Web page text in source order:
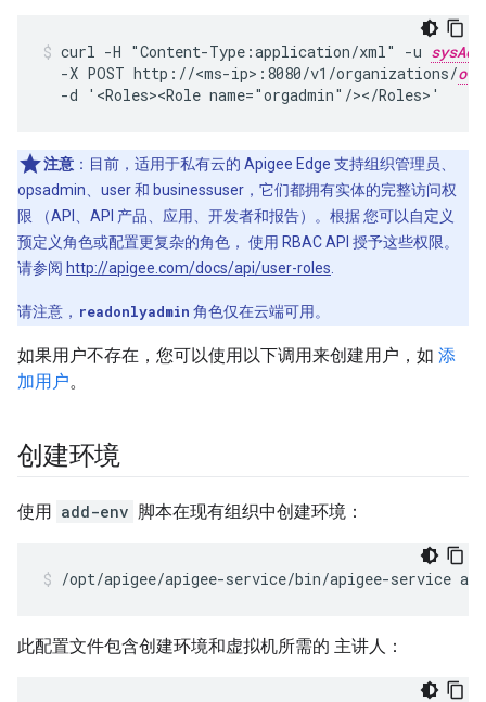
curl -H "Content-Type:application/xml" -u
  -X POST http://<ms-ip>:8080/v1/organizations/
  -d '<Roles><Role name="orgadmin"/></Roles>'
注意 ：目前，适用于私有云的 Apigee Edge 支持组织管理员、
opsadmin、user 和 businessuser，它们都拥有实体的完整访问权
限 （API、API 产品、应用、开发者和报告）。根据 您可以自定义
预定义角色或配置更复杂的角色， 使用 RBAC API 授予这些权限。
请参阅 http://apigee.com/docs/api/user-roles
请注意， readonlyadmin 角色仅在云端可用。
如果用户不存在，您可以使用以下调用来创建用户，如 添
加用户。
创建环境
使用 add-env 脚本在现有组织中创建环境：
/opt/apigee/apigee-service/bin/apigee-service
此配置文件包含创建环境和虚拟机所需的 主讲人：